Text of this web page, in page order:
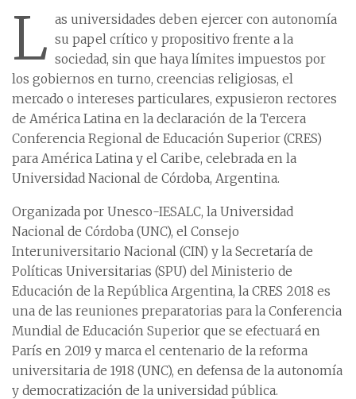
L as universidades deben ejercer con autonomía
su papel crítico y propositivo frente a la
sociedad, sin que haya límites impuestos por
los gobiernos en turno, creencias religiosas, el
mercado o intereses particulares, expusieron rectores
de América Latina en la declaración de la Tercera
Conferencia Regional de Educación Superior (CRES)
para América Latina y el Caribe, celebrada en la
Universidad Nacional de Córdoba, Argentina.
Organizada por Unesco-IESALC, la Universidad
Nacional de Córdoba (UNC), el Consejo
Interuniversitario Nacional (CIN) y la Secretaría de
Políticas Universitarias (SPU) del Ministerio de
Educación de la República Argentina, la CRES 2018 es
una de las reuniones preparatorias para la Conferencia
Mundial de Educación Superior que se efectuará en
París en 2019 y marca el centenario de la reforma
universitaria de 1918 (UNC), en defensa de la autonomía
y democratización de la universidad pública.